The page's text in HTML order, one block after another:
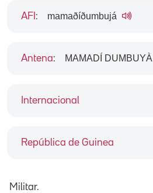
Internacional
República de Guinea
AFI : mamaðíðumbujá
Antena: MAMADÍ DUMBUYÀ
Militar.